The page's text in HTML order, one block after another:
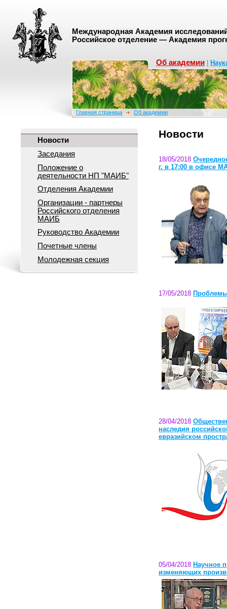
Международная Академия
Российское отделение — Академия
Об академии
Главная страница Об академии
Новости
Заседания
Положение о
деятельноcти НП "МАИБ"
Отделения Академии
Организации - партнеры
Российского отделения
МАИБ
Руководство Академии
Почетные члены
Молодежная секция
Новости
18/05/2018
г. в 17:00 в офисе
17/05/2018
28/04/2018
наследия
евразийском
05/04/2018 Научное
изменяющих